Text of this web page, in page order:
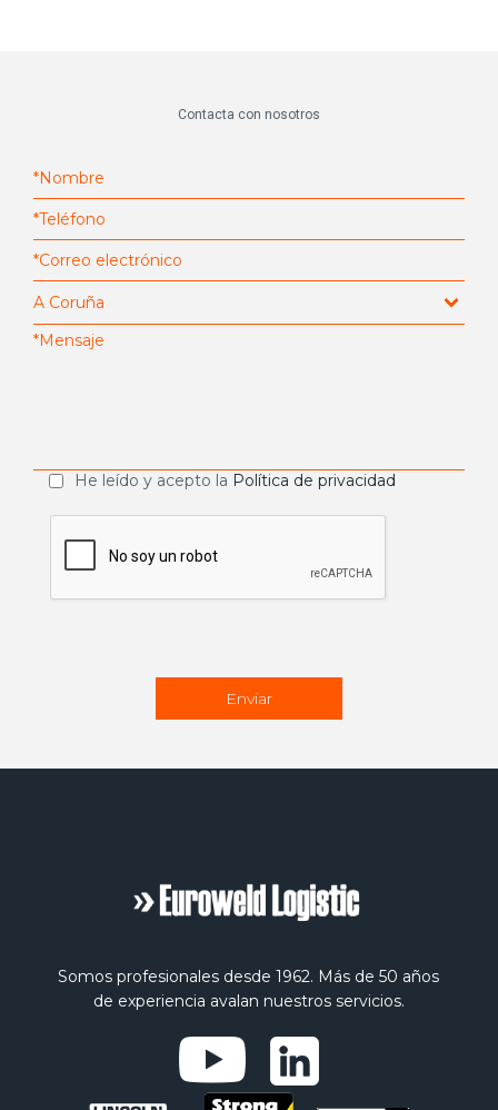
Contacta con nosotros
He leído y acepto la Política de privacidad
Somos profesionales desde 1962. Más de 50 años
de experiencia avalan nuestros servicios.